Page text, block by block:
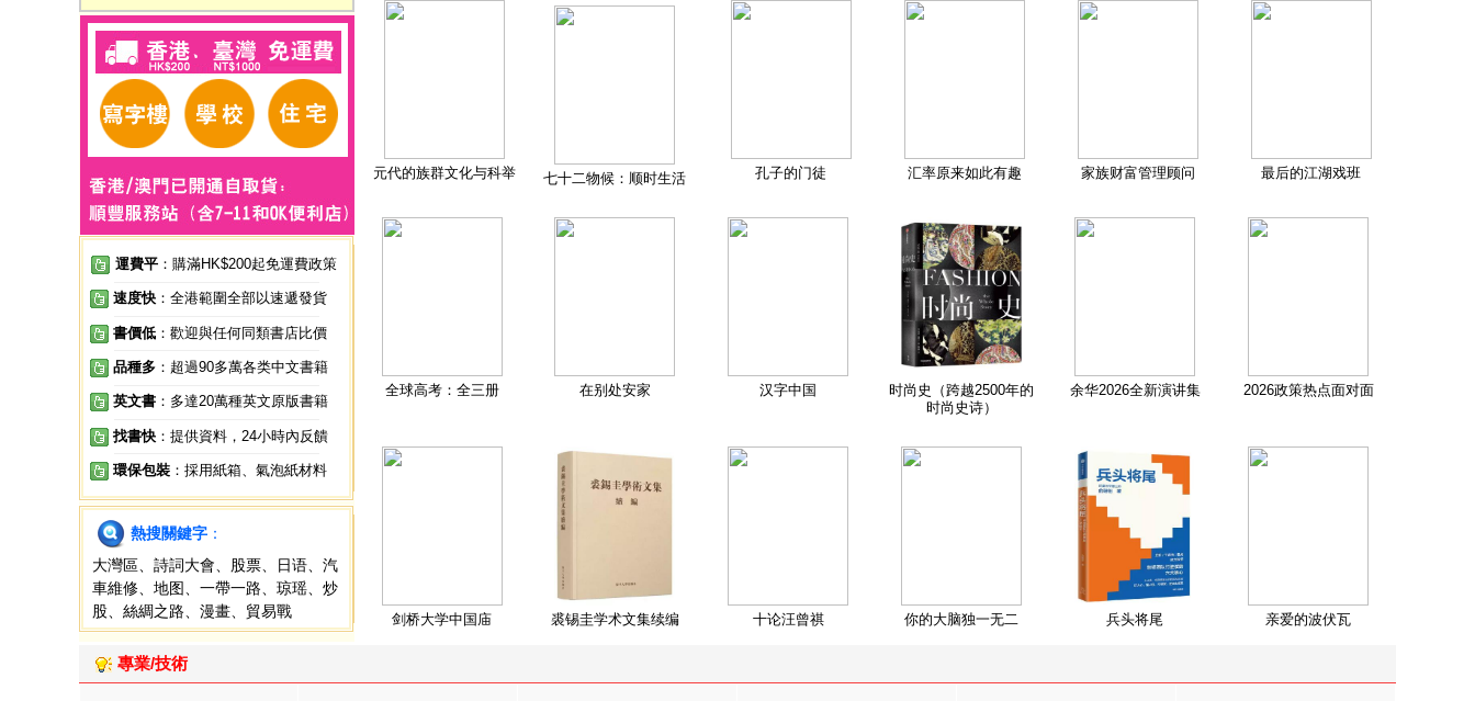
運費平 ：購滿HK$200起免運費政策
速度快 ：全港範圍全部以速遞發貨
書價低 ：歡迎與任何同類書店比價
品種多 ：超過90多萬各类中文書籍
英文書 ：多達20萬種英文原版書籍
找書快 ：提供資料，24小時內反饋
環保包裝 ：採用紙箱、氣泡紙材料
熱搜關鍵字 ：
大灣區
詩詞大會 股票 日语
汽
車維修
地图 一帶一路 琼瑶
炒
股
絲綢之路 漫畫 貿易戰
元代的族群文化与科举 七十二物候：顺时生活 孔子的门徒 汇率原来如此有趣 家族财富管理顾问 最后的江湖戏班
全球高考：全三册 在别处安家 汉字中国
时尚史（跨越2500年的
时尚史诗）
余华2026全新演讲集 2026政策热点面对面
剑桥大学中国庙 裘锡圭学术文集续编 十论汪曾祺 你的大脑独一无二 兵头将尾 亲爱的波伏瓦
專業/技術